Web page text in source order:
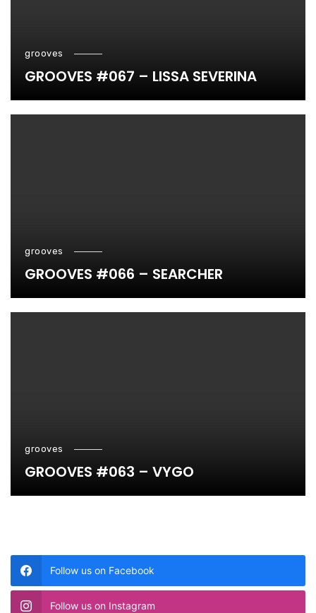
grooves
GROOVES #067 – LISSA SEVERINA
grooves
GROOVES #066 – SEARCHER
grooves
GROOVES #063 – VYGO
Follow us on Facebook
Follow us on Instagram